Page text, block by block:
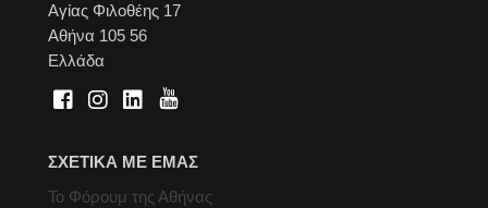
Αγίας Φιλοθέης 17
Αθήνα 105 56
Ελλάδα
ΣΧΕΤΙΚΑ ΜΕ ΕΜΑΣ
Το Φόρουμ της Αθήνας